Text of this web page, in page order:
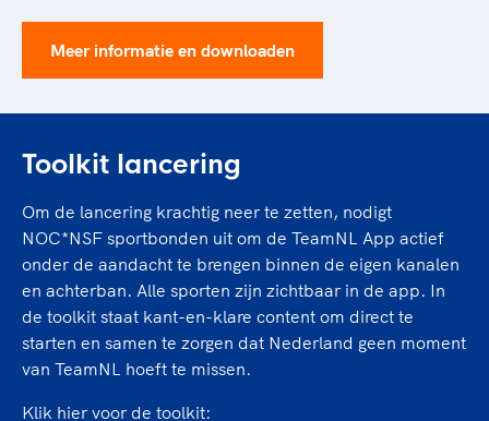
Lees verder
Meer informatie en downloaden
Toolkit lancering
Om de lancering krachtig neer te zetten, nodigt
NOC*NSF sportbonden uit om de TeamNL App actief
onder de aandacht te brengen binnen de eigen kanalen
en achterban. Alle sporten zijn zichtbaar in de app. In
de toolkit staat kant-en-klare content om direct te
starten en samen te zorgen dat Nederland geen moment
van TeamNL hoeft te missen.
Klik hier voor de toolkit: